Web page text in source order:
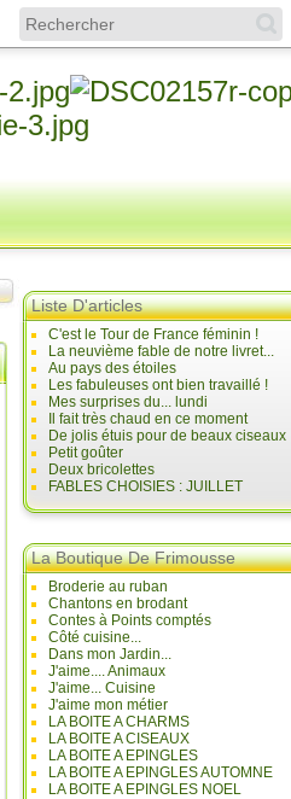
Liste D'articles
C'est le Tour de France féminin !
La neuvième fable de notre livret...
Au pays des étoiles
Les fabuleuses ont bien travaillé !
Mes surprises du... lundi
Il fait très chaud en ce moment
De jolis étuis pour de beaux ciseaux
Petit goûter
Deux bricolettes
FABLES CHOISIES : JUILLET
La Boutique De Frimousse
Broderie au ruban
Chantons en brodant
Contes à Points comptés
Côté cuisine...
Dans mon Jardin...
J'aime.... Animaux
J'aime... Cuisine
J'aime mon métier
LA BOITE A CHARMS
LA BOITE A CISEAUX
LA BOITE A EPINGLES
LA BOITE A EPINGLES AUTOMNE
LA BOITE A EPINGLES NOEL